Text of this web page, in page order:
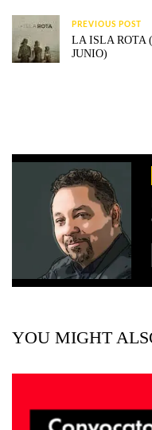
PREVIOUS POST
LA ISLA ROTA
JUNIO)
YOU MIGHT